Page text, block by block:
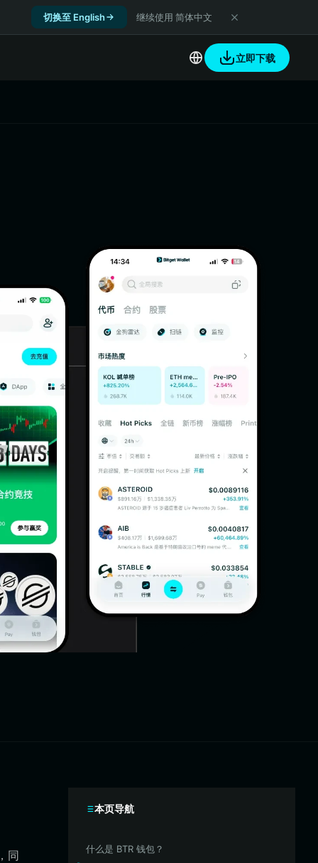
切换至 English 继续使用 简体中文
立即下载
同
本页导航
什么是 BTR 钱包？